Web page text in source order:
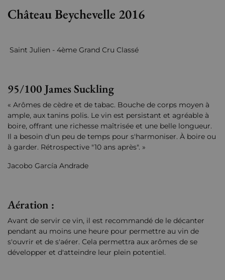
Château Beychevelle 2016
Saint Julien - 4ème Grand Cru Classé
95/100 James Suckling
« Arômes de cèdre et de tabac. Bouche de corps moyen à
ample, aux tanins polis. Le vin est persistant et agréable à
boire, offrant une richesse maîtrisée et une belle longueur.
Il a besoin d'un peu de temps pour s'harmoniser. À boire ou
à garder. Rétrospective "10 ans après". »
Jacobo García Andrade
Aération :
Avant de servir ce vin, il est recommandé de le décanter
pendant au moins une heure pour permettre au vin de
s'ouvrir et de s'aérer. Cela permettra aux arômes de se
développer et d'atteindre leur plein potentiel.